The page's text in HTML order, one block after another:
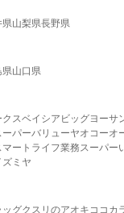
県山梨県長野県
県山口県
クスベイシア ビッグヨーサ
ーパーバリューヤオコーオ
ート ライフ業務スーパー
ズミヤ
ッグクスリのアオキ ココカ